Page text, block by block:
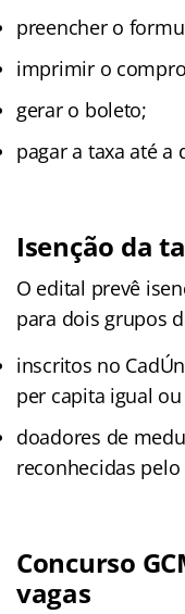
preencher o
imprimir o
gerar o boleto;
pagar a taxa até a
Isenção da
O edital prevê
para dois grupos
inscritos no
per capita igual
doadores de
reconhecidas
Concurso
vagas